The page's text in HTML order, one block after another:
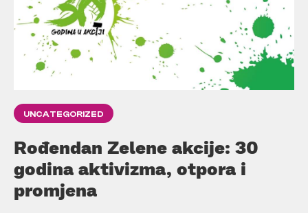
UNCATEGORIZED
Rođendan Zelene akcije: 30
godina aktivizma, otpora i
promjena